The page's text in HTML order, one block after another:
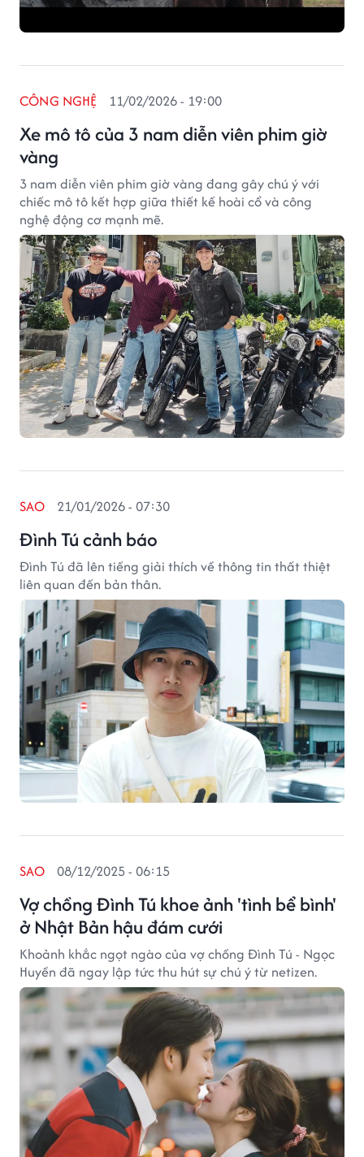
Xe mô tô của 3 nam diễn viên phim giờ
vàng
CÔNG NGHỆ 11/02/2026 - 19:00
3 nam diễn viên phim giờ vàng đang gây chú ý với
chiếc mô tô kết hợp giữa thiết kế hoài cổ và công
nghệ động cơ mạnh mẽ.
Đình Tú cảnh báo
SAO 21/01/2026 - 07:30
Đình Tú đã lên tiếng giải thích về thông tin thất thiệt
liên quan đến bản thân.
Vợ chồng Đình Tú khoe ảnh 'tình bể bình'
ở Nhật Bản hậu đám cưới
SAO 08/12/2025 - 06:15
Khoảnh khắc ngọt ngào của vợ chồng Đình Tú - Ngọc
Huyền đã ngay lập tức thu hút sự chú ý từ netizen.